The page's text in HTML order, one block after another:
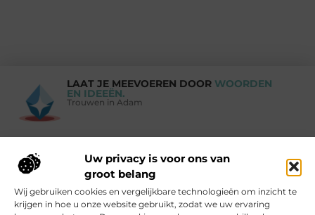
Uw privacy is voor ons van
groot belang
Wij gebruiken cookies en vergelijkbare technologieën om inzicht te
krijgen in hoe u onze website gebruikt, zodat we uw ervaring
LAAT JE MEEVOEREN DOOR WOORDEN
EN IDEEËN.
Trouwen in Adam
Vind Ons Hier :